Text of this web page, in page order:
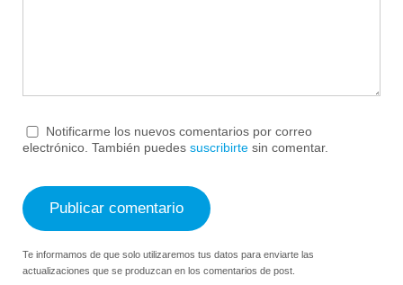
Notificarme los nuevos comentarios por correo
electrónico. También puedes suscribirte sin comentar.
Te informamos de que solo utilizaremos tus datos para enviarte las
actualizaciones que se produzcan en los comentarios de post.